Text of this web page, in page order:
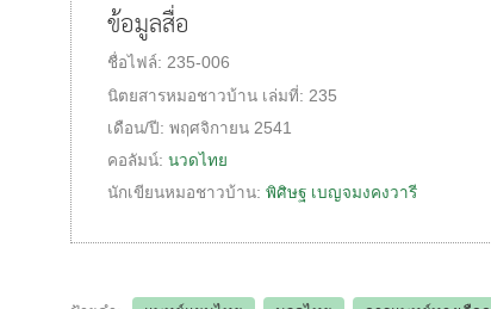
ข้อมูลสื่อ
ชื่อไฟล์: 235-006
นิตยสารหมอชาวบ้าน เล่มที่: 235
เดือน/ปี: พฤศจิกายน 2541
คอลัมน์: นวดไทย
นักเขียนหมอชาวบ้าน: พิศิษฐ เบญจมงคงวารี